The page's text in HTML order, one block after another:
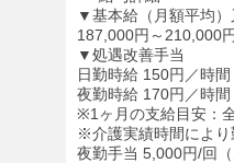
▼基本給（月額平均）
187,000円～210,000円
▼処遇改善手当
日勤時給 150円／時間
夜勤時給 170円／時間
※1ヶ月の支給目安：
※介護実績時間によ
夜勤手当 5,000円/回（